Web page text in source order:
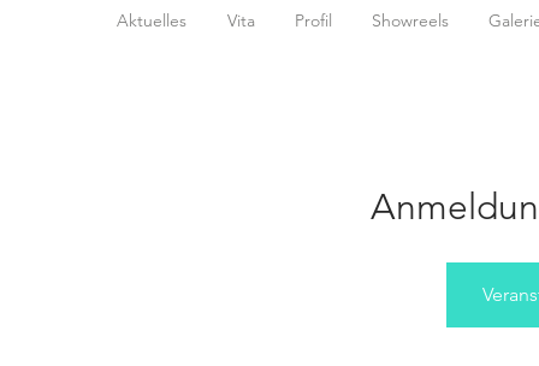
Aktuelles Vita Profil Showreels